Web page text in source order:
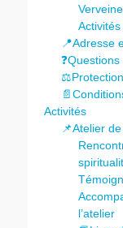
📍Adresse
Activités
📌Atelier
l’atelier